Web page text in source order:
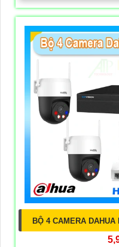
BỘ 4 CAMERA